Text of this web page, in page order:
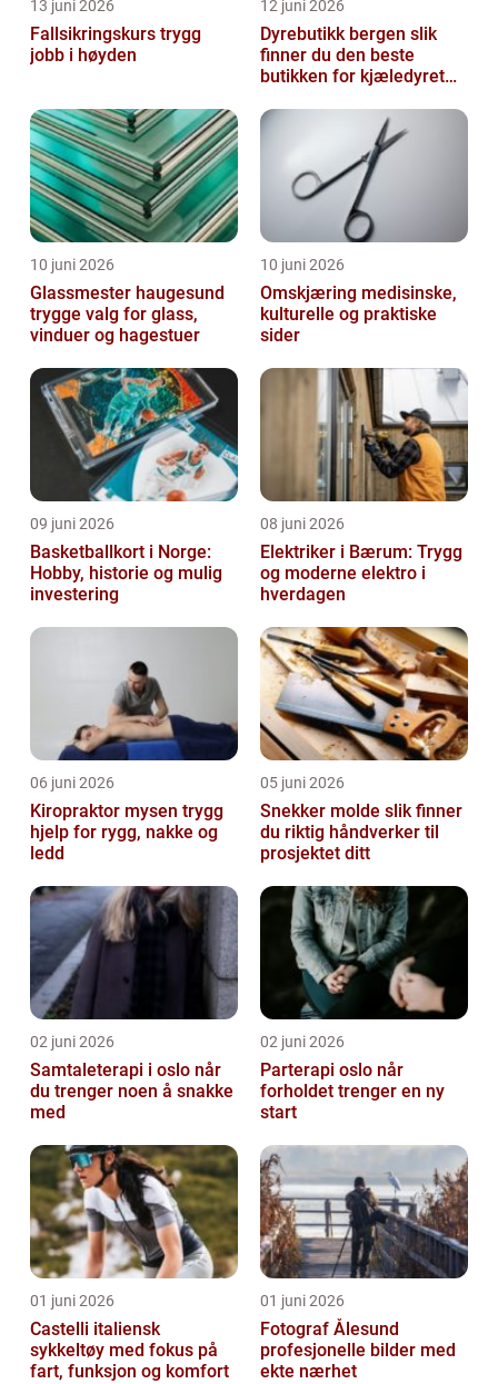
13 juni 2026
Fallsikringskurs trygg
jobb i høyden
12 juni 2026
Dyrebutikk bergen slik
finner du den beste
butikken for kjæledyret
10 juni 2026
Glassmester haugesund
trygge valg for glass,
vinduer og hagestuer
10 juni 2026
Omskjæring medisinske,
kulturelle og praktiske
sider
09 juni 2026
Basketballkort i Norge:
Hobby, historie og mulig
investering
08 juni 2026
Elektriker i Bærum: Trygg
og moderne elektro i
hverdagen
06 juni 2026
Kiropraktor mysen trygg
hjelp for rygg, nakke og
ledd
05 juni 2026
Snekker molde slik finner
du riktig håndverker til
prosjektet ditt
02 juni 2026
Samtaleterapi i oslo når
du trenger noen å snakke
med
02 juni 2026
Parterapi oslo når
forholdet trenger en ny
start
01 juni 2026
Castelli italiensk
sykkeltøy med fokus på
fart, funksjon og komfort
01 juni 2026
Fotograf Ålesund
profesjonelle bilder med
ekte nærhet